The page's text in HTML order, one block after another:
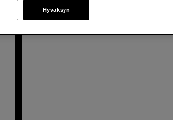
Hyväksyn